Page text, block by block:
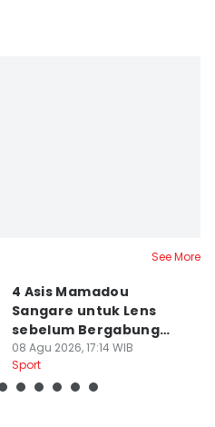
See More
4 Asis Mamadou
Sangare untuk Lens
sebelum Bergabung
dengan Brentford
08 Agu 2026, 17:14 WIB
Sport